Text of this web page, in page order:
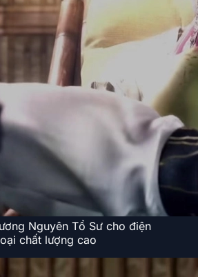
Nguyên Tổ Sư cho điện
chất lượng cao